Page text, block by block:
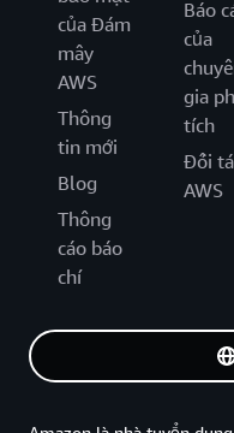
của Đám
mây
AWS
Thông
tin mới
Blog
Thông
cáo báo
chí
Báo
của
gia
tích
Đối
AWS